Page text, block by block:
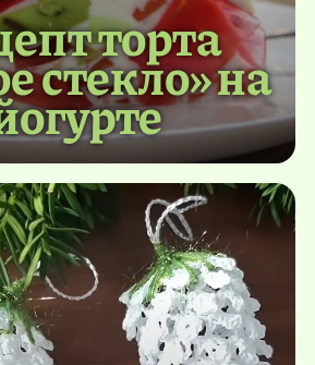
торта
стекло» на